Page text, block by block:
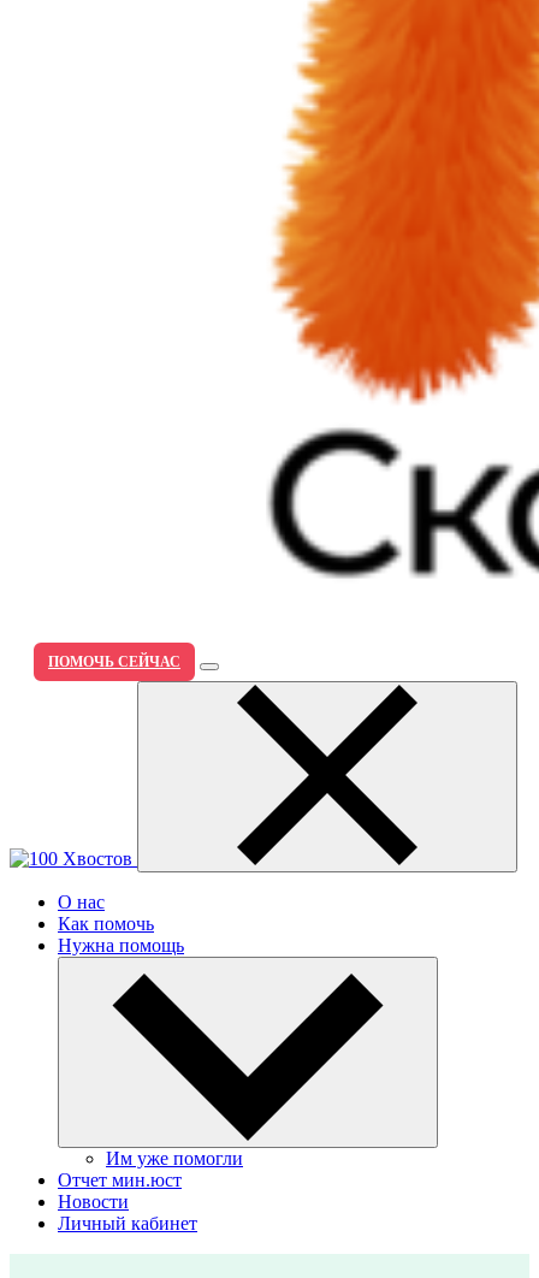
ПОМОЧЬ СЕЙЧАС
О нас
Как помочь
Нужна помощь
Им уже помогли
Отчет мин.юст
Новости
Личный кабинет